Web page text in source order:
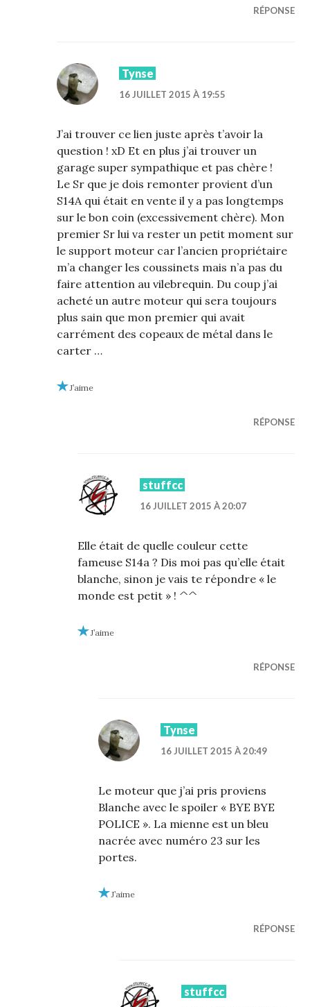
RÉPONSE
Tynse
16 JUILLET 2015 À 19:55
J’ai trouver ce lien juste après t’avoir la
question ! xD Et en plus j’ai trouver un
garage super sympathique et pas chère !
Le Sr que je dois remonter provient d’un
S14A qui était en vente il y a pas longtemps
sur le bon coin (excessivement chère). Mon
premier Sr lui va rester un petit moment sur
le support moteur car l’ancien propriétaire
m’a changer les coussinets mais n’a pas du
faire attention au vilebrequin. Du coup j’ai
acheté un autre moteur qui sera toujours
plus sain que mon premier qui avait
carrément des copeaux de métal dans le
carter …
J’aime
RÉPONSE
stuffcc
16 JUILLET 2015 À 20:07
Elle était de quelle couleur cette
fameuse S14a ? Dis moi pas qu’elle était
blanche, sinon je vais te répondre « le
monde est petit » ! ^^
J’aime
RÉPONSE
Tynse
16 JUILLET 2015 À 20:49
Le moteur que j’ai pris proviens
Blanche avec le spoiler « BYE BYE
POLICE ». La mienne est un bleu
nacrée avec numéro 23 sur les
portes.
J’aime
RÉPONSE
stuffcc